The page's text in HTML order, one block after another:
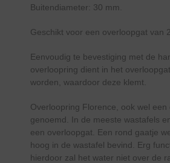
Buitendiameter: 30 mm.
Geschikt voor een overloopgat van
Eenvoudig te bevestiging met de
overloopring dient in het
worden, waardoor deze klemt.
Overloopring Florence, ook wel een
genoemd. In de meeste wastafels
een overloopgat. Een rond gaatje
hoog in de wastafel bevind. Erg
hierdoor zal het water niet over de